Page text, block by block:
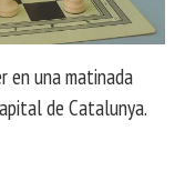
en una matinada
de Catalunya.